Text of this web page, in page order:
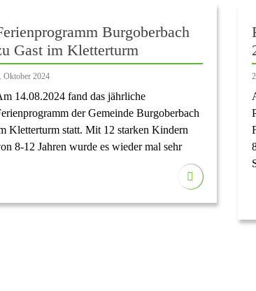
Burgoberbach
Gast im Kletterturm
Oktober 2024
14.08.2024 fand das jährliche
der Gemeinde Burgoberbach
Kletterturm statt. Mit 12 starken Kindern
8-12 Jahren wurde es wieder mal sehr